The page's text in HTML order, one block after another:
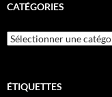
CATÉGORIES
Catégories
ÉTIQUETTES